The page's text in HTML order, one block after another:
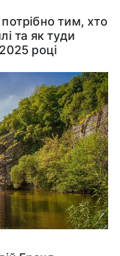
тим, хто
та як туди
році